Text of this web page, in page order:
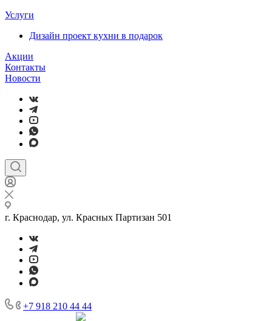
Услуги
Дизайн проект кухни в подарок
Акции
Контакты
Новости
г. Краснодар, ул. Красных Партизан 501
+7 918 210 44 44